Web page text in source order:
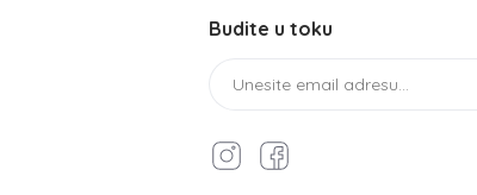
Budite u toku